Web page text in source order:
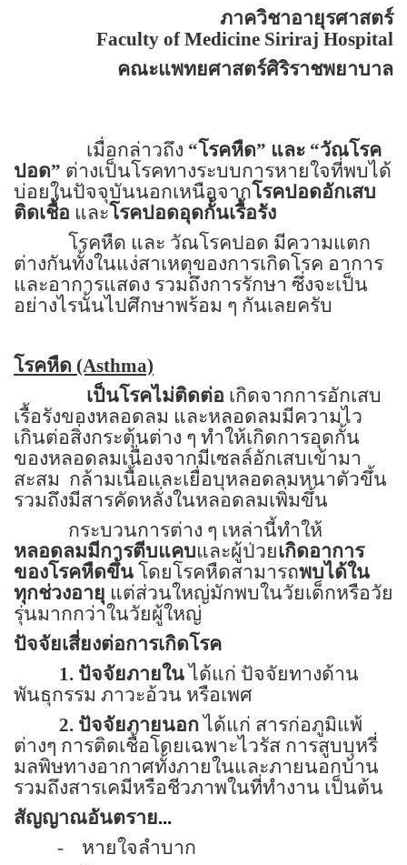
ภาควิชาอายุรศาสตร์
Faculty of Medicine Siriraj Hospital
คณะแพทยศาสตร์ศิริราชพยาบาล
เมื่อกล่าวถึง “โรคหืด” และ “วัณโรค
ปอด” ต่างเป็นโรคทางระบบการหายใจที่พบได้
บ่อยในปัจจุบันนอกเหนือจากโรคปอดอักเสบ
ติดเชื้อ และโรคปอดอุดกั้นเรื้อรัง
โรคหืด และ วัณโรคปอด มีความแตก
ต่างกันทั้งในแง่สาเหตุของการเกิดโรค อาการ
และอาการแสดง รวมถึงการรักษา ซึ่งจะเป็น
อย่างไรนั้นไปศึกษาพร้อม ๆ กันเลยครับ
โรคหืด (Asthma)
เป็นโรคไม่ติดต่อ เกิดจากการอักเสบ
เรื้อรังของหลอดลม และหลอดลมมีความไว
เกินต่อสิ่งกระตุ้นต่าง ๆ ทำให้เกิดการอุดกั้น
ของหลอดลมเนื่องจากมีเซลล์อักเสบเข้ามา
สะสม กล้ามเนื้อและเยื่อบุหลอดลมหนาตัวขึ้น
รวมถึงมีสารคัดหลั่งในหลอดลมเพิ่มขึ้น
กระบวนการต่าง ๆ เหล่านี้ทำให้
หลอดลมมีการตีบแคบและผู้ป่วยเกิดอาการ
ของโรคหืดขึ้น โดยโรคหืดสามารถพบได้ใน
ทุกช่วงอายุ แต่ส่วนใหญ่มักพบในวัยเด็กหรือวัย
รุ่นมากกว่าในวัยผู้ใหญ่
ปัจจัยเสี่ยงต่อการเกิดโรค
1. ปัจจัยภายในได้แก่ ปัจจัยทางด้าน
พันธุกรรม ภาวะอ้วน หรือเพศ
2. ปัจจัยภายนอกได้แก่ สารก่อภูมิแพ้
ต่างๆ การติดเชื้อโดยเฉพาะไวรัส การสูบบุหรี่
มลพิษทางอากาศทั้งภายในและภายนอกบ้าน
รวมถึงสารเคมีหรือชีวภาพในที่ทำงาน เป็นต้น
สัญญาณอันตราย...
-
หายใจลำบาก